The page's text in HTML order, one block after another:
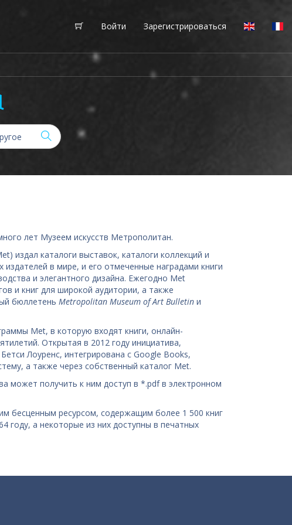
Войти Зарегистрироваться
лет Музеем искусств Метрополитан.
издал каталоги выставок, каталоги коллекций и
в мире, и его отмеченные наградами книги
и элегантного дизайна. Ежегодно Met
и книг для широкой аудитории, а также
бюллетень Metropolitan Museum of Art Bulletinи
Met, в которую входят книги, онлайн-
Открытая в 2012 году инициатива,
Лоуренс, интегрирована с Google Books,
а также через собственный каталог Met.
может получить к ним доступ в *.pdf в электронном
бесценным ресурсом, содержащим более 1 500 книг
году, а некоторые из них доступны в печатных